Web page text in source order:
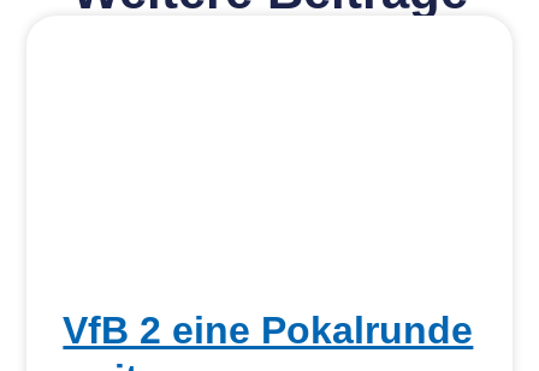
VfB 2 eine Pokalrunde